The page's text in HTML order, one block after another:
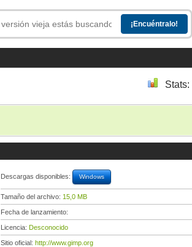
Stats:
Descargas disponibles: Windows
Tamaño del archivo: 15,0 MB
Fecha de lanzamiento:
Licencia: Desconocido
Sitio oficial: http://www.gimp.org